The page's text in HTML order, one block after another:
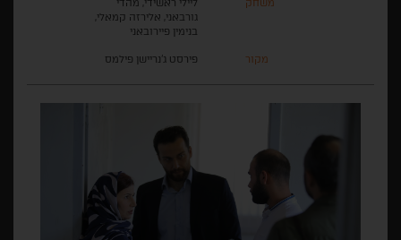
גורבאני, אלירזה קמאלי,
בנימין פיירובאני
מקור פירסט ג'נריישן פילמס